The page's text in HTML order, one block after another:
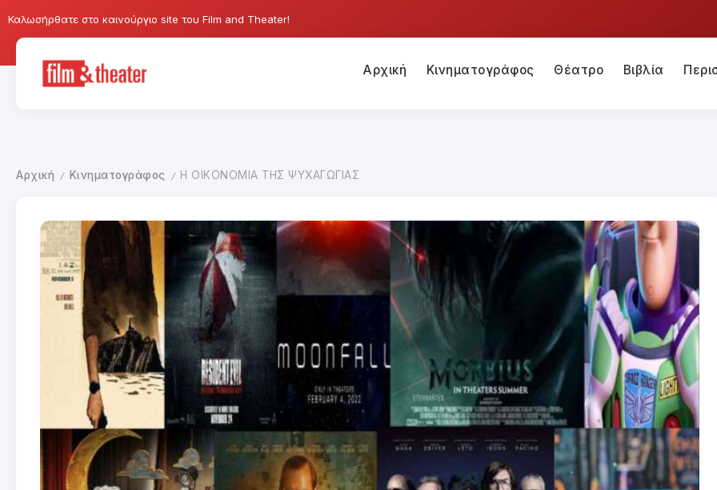
Καλωσήρθατε στο καινούργιο site του Film and Theater!
Αρχική Κινηματογράφος Θέατρο Βιβλία
Αρχική / Κινηματογράφος / Η ΟΙΚΟΝΟΜΙΑ ΤΗΣ ΨΥΧΑΓΩΓΙΑΣ